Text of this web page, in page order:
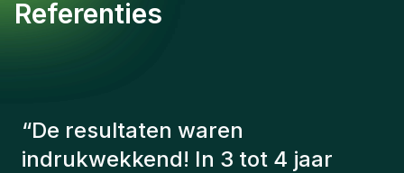
Referenties
“De consultants van Gentis
hebben altijd rekening gehouden